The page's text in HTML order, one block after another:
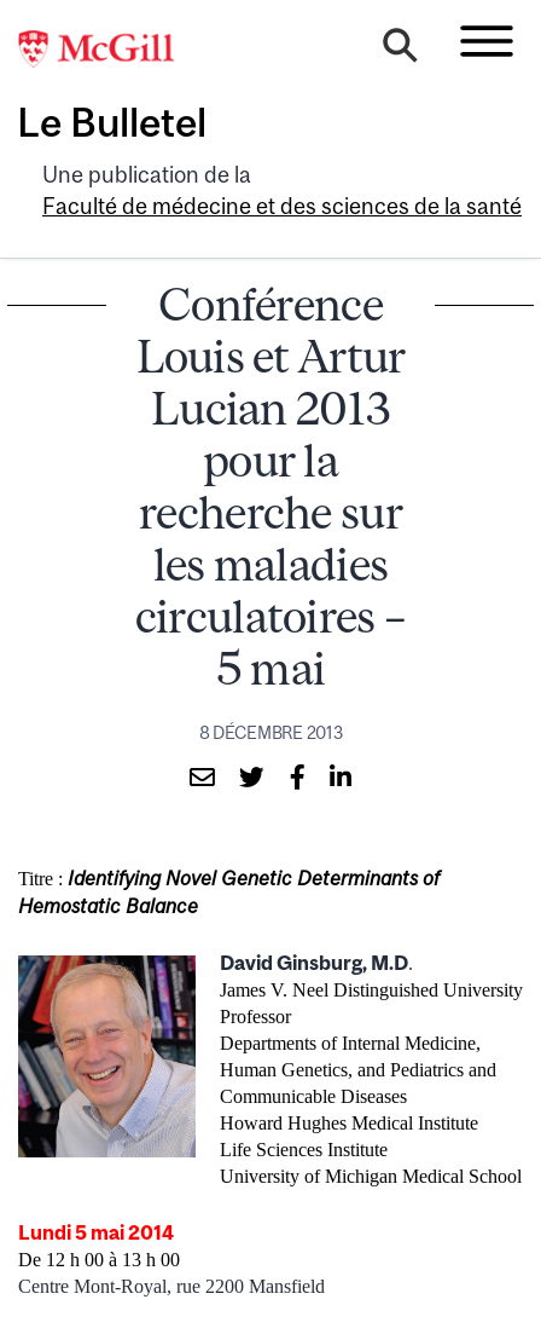
Le Bulletel
Une publication de la
Faculté de médecine et des sciences de la santé
Conférence
Louis et Artur
Lucian 2013
pour la
recherche sur
les maladies
circulatoires –
5 mai
8 DÉCEMBRE 2013
Titre : Identifying Novel Genetic Determinants of
Hemostatic Balance
David Ginsburg, M.D.
James V. Neel Distinguished University
Professor
Departments of Internal Medicine,
Human Genetics, and Pediatrics and
Communicable Diseases
Howard Hughes Medical Institute
Life Sciences Institute
University of Michigan Medical School
Lundi 5 mai 2014
De 12 h 00 à 13 h 00
Centre Mont-Royal, rue 2200 Mansfield